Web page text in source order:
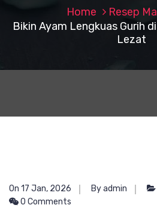
Home
Resep
Bikin Ayam Lengkuas Gurih
Lezat
On 17 Jan, 2026 By admin
0 Comments